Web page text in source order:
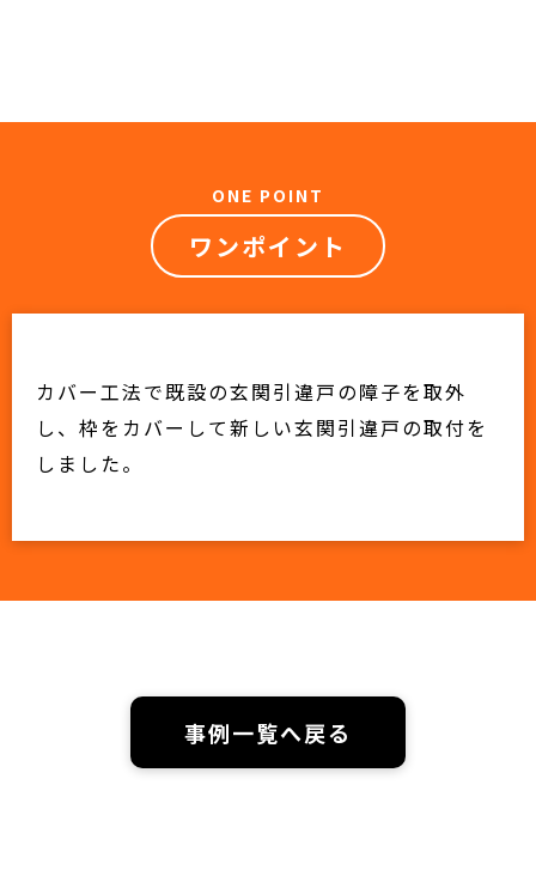
ONE POINT
ワンポイント
カバー工法で既設の玄関引違戸の障子を取外
し、枠をカバーして新しい玄関引違戸の取付を
しました。
事例一覧へ戻る